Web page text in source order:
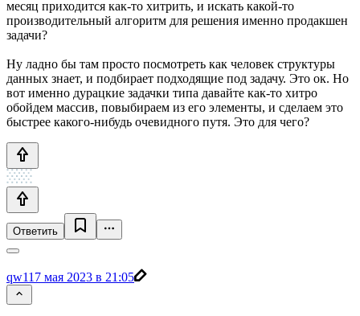
месяц приходится как-то хитрить, и искать какой-то
производительный алгоритм для решения именно продакшен
задачи?
Ну ладно бы там просто посмотреть как человек структуры
данных знает, и подбирает подходящие под задачу. Это ок. Но
вот именно дурацкие задачки типа давайте как-то хитро
обойдем массив, повыбираем из его элементы, и сделаем это
быстрее какого-нибудь очевидного путя. Это для чего?
Ответить
qw117 мая 2023 в 21:05